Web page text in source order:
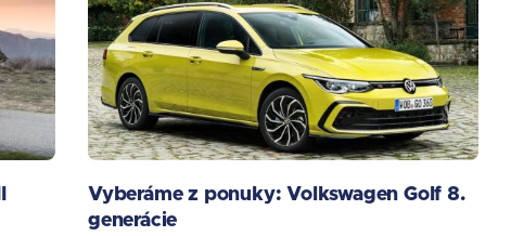
Vyberáme z ponuky: Volkswagen Golf 8.
generácie